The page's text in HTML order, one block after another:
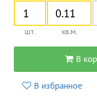
шт. кв.м.
В
В избранное